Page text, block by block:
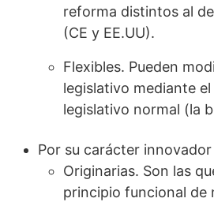
reforma distintos al
(CE y EE.UU).
Flexibles. Pueden
legislativo mediante
legislativo normal (la
Por su carácter
Originarias. Son las
principio funcional de